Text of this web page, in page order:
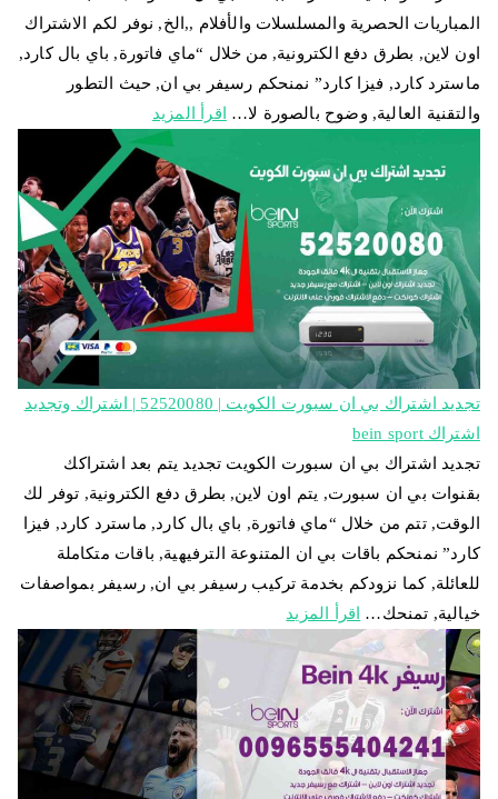
المباريات الحصرية والمسلسلات والأفلام ,,الخ, نوفر لكم الاشتراك
اون لاين, بطرق دفع الكترونية, من خلال “ماي فاتورة, باي بال كارد,
ماسترد كارد, فيزا كارد” نمنحكم رسيفر بي ان, حيث التطور
والتقنية العالية, وضوح بالصورة لا…
اقرأ المزيد
تجديد اشتراك بي ان سبورت الكويت | 52520080 | اشتراك وتجديد
اشتراك bein sport
تجديد اشتراك بي ان سبورت الكويت تجديد يتم بعد اشتراكك
بقنوات بي ان سبورت, يتم اون لاين, بطرق دفع الكترونية, توفر لك
الوقت, تتم من خلال “ماي فاتورة, باي بال كارد, ماسترد كارد, فيزا
كارد” نمنحكم باقات بي ان المتنوعة الترفيهية, باقات متكاملة
للعائلة, كما نزودكم بخدمة تركيب رسيفر بي ان, رسيفر بمواصفات
خيالية, تمنحك…
اقرأ المزيد